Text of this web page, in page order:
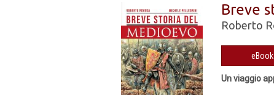
Breve
Roberto
Un viaggio